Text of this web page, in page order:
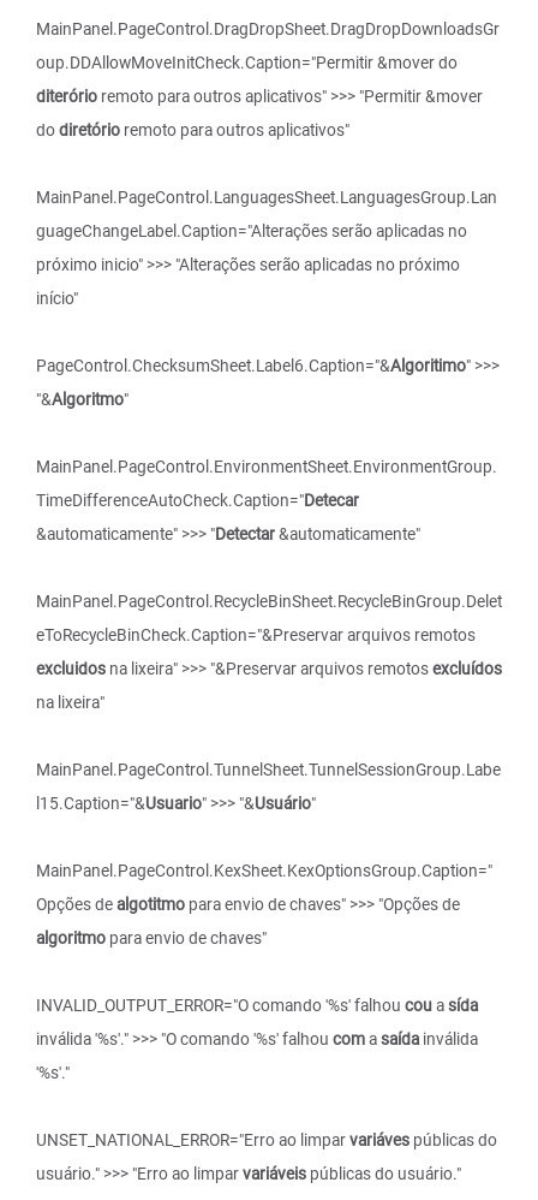
MainPanel.PageControl.DragDropSheet.DragDropDownloadsGr
oup.DDAllowMoveInitCheck.Caption="Permitir &mover do
diterório remoto para outros aplicativos" >>> "Permitir &mover
dodiretório remoto para outros aplicativos"
MainPanel.PageControl.LanguagesSheet.LanguagesGroup.Lan
guageChangeLabel.Caption="Alterações serão aplicadas no
próximo inicio" >>> "Alterações serão aplicadas no próximo
início"
PageControl.ChecksumSheet.Label6.Caption="&Algoritimo" >>>
"&Algoritmo"
MainPanel.PageControl.EnvironmentSheet.EnvironmentGroup.
TimeDifferenceAutoCheck.Caption="Detecar
&automaticamente" >>> "Detectar&automaticamente"
MainPanel.PageControl.RecycleBinSheet.RecycleBinGroup.Delet
eToRecycleBinCheck.Caption="&Preservar arquivos remotos
excluidos na lixeira" >>> "&Preservar arquivos remotosexcluídos
na lixeira"
MainPanel.PageControl.TunnelSheet.TunnelSessionGroup.Labe
l15.Caption="&Usuario" >>> "&Usuário"
MainPanel.PageControl.KexSheet.KexOptionsGroup.Caption="
Opções dealgotitmo para envio de chaves" >>> "Opções de
algoritmo para envio de chaves"
INVALID_OUTPUT_ERROR="O comando '%s' falhou couasída
inválida '%s'." >>> "O comando '%s' falhou comasaídainválida
'%s'."
UNSET_NATIONAL_ERROR="Erro ao limparvariáves públicas do
usuário." >>> "Erro ao limparvariáveis públicas do usuário."